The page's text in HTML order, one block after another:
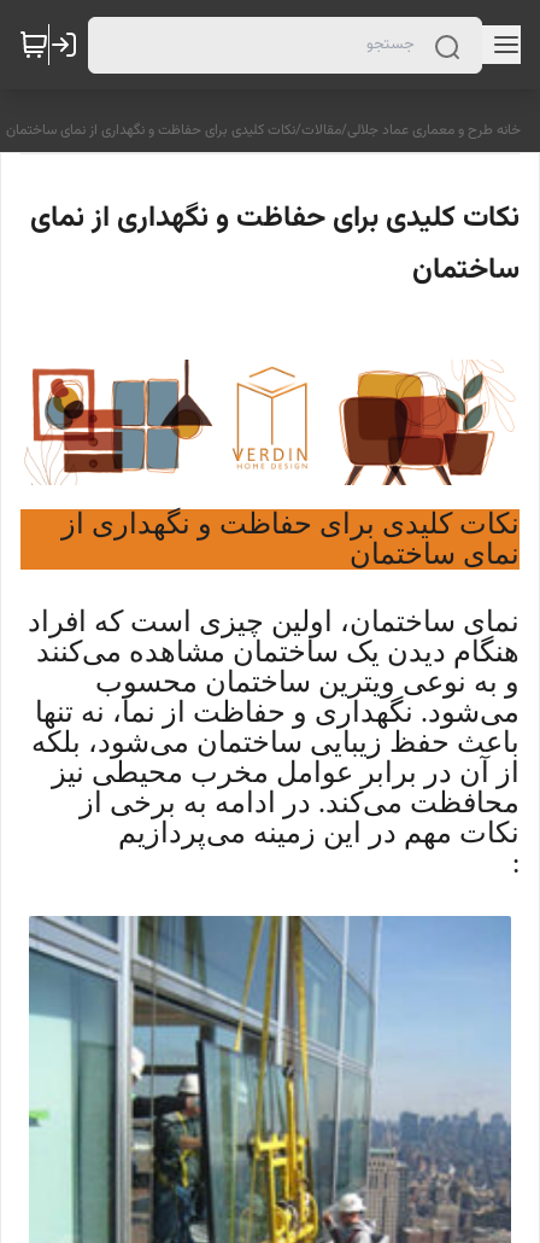
خانه طرح و معماری عماد جلالی/مقالات/نکات کلیدی برای حفاظت و نگهداری از نمای ساختمان
نکات کلیدی برای حفاظت و نگهداری از نمای
ساختمان
نکات کلیدی برای حفاظت و نگهداری از
نمای ساختمان
نمای ساختمان، اولین چیزی است که افراد
هنگام دیدن یک ساختمان مشاهده می‌کنند
و به نوعی ویترین ساختمان محسوب
می‌شود. نگهداری و حفاظت از نما، نه تنها
باعث حفظ زیبایی ساختمان می‌شود، بلکه
از آن در برابر عوامل مخرب محیطی نیز
محافظت می‌کند. در ادامه به برخی از
نکات مهم در این زمینه می‌پردازیم
: